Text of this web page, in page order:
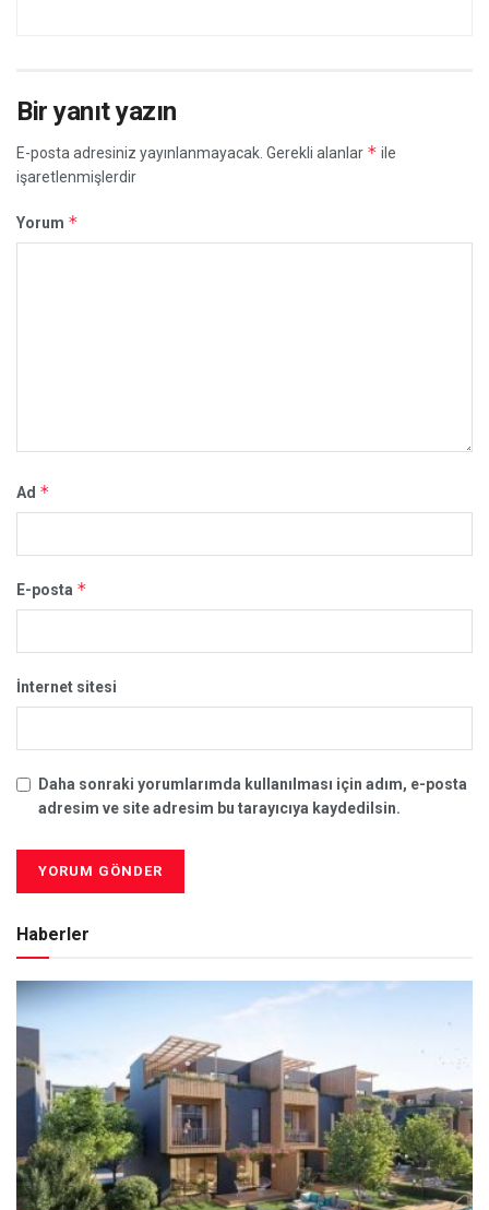
Bir yanıt yazın
E-posta adresiniz yayınlanmayacak. Gerekli alanlar * ile
işaretlenmişlerdir
Yorum *
Ad *
E-posta *
İnternet sitesi
Daha sonraki yorumlarımda kullanılması için adım, e-posta
adresim ve site adresim bu tarayıcıya kaydedilsin.
Haberler